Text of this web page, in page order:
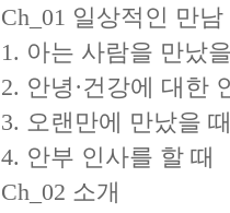
Ch_01 일상적인 만남
1. 아는 사람을 만났
2. 안녕·건강에 대한
3. 오랜만에 만났을
4. 안부 인사를 할 때
Ch_02 소개